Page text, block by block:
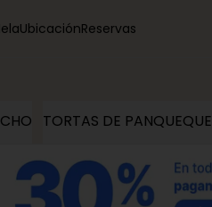
UbicaciónReservas
TORTAS DE PANQUEQUE